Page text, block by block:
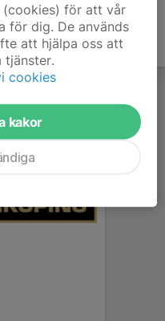
(cookies) för att vår
för dig. De används
att hjälpa oss att
tjänster.
cookies
kakor